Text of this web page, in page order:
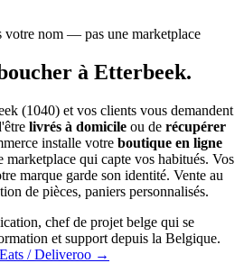
votre nom — pas une marketplace
à Etterbeek.
(1040) et vos clients vous demandent
livrés à domicile ou de récupérer
installe votre boutique en ligne
qui capte vos habitués. Vos
marque garde son identité. Vente au
de pièces, paniers personnalisés.
chef de projet belge qui se
et support depuis la Belgique.
/ Deliveroo →